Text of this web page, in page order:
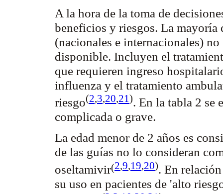
A la hora de la toma de
beneficios y riesgos. La mayoría
(nacionales e internacionales)
disponible. Incluyen el
que requieren ingreso
influenza y el tratamiento
riesgo(2,3,20,21). En la tabla 2 se
complicada o grave.
La edad menor de 2 años es
de las guías no lo consideran
oseltamivir(2,9,19,20). En
su uso en pacientes de 'alto